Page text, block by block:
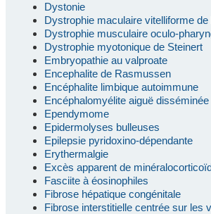
Dystonie
Dystrophie maculaire vitelliforme de
Dystrophie musculaire oculo-
Dystrophie myotonique de Steinert
Embryopathie au valproate
Encephalite de Rasmussen
Encéphalite limbique autoimmune
Encéphalomyélite aiguë disséminée
Ependymome
Epidermolyses bulleuses
Epilepsie pyridoxino-dépendante
Erythermalgie
Excès apparent de
Fasciite à éosinophiles
Fibrose hépatique congénitale
Fibrose interstitielle centrée sur les